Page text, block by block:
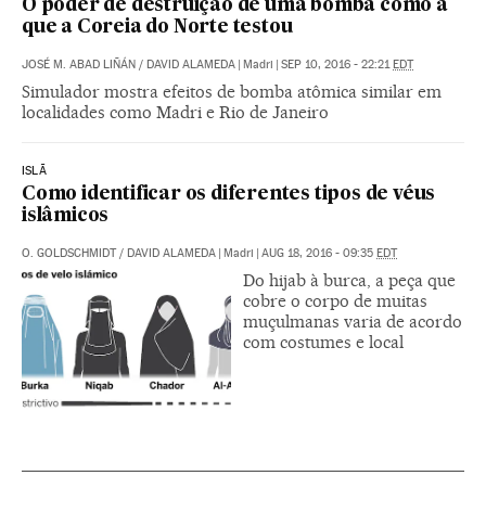
O poder de destruição de uma bomba como a
que a Coreia do Norte testou
JOSÉ M. ABAD LIÑÁN / DAVID ALAMEDA | Madri | SEP 10, 2016 - 22:21EDT
Simulador mostra efeitos de bomba atômica similar em
localidades como Madri e Rio de Janeiro
ISLÃ
Como identificar os diferentes tipos de véus
islâmicos
O. GOLDSCHMIDT/ DAVID ALAMEDA | Madri | AUG 18, 2016 - 09:35 EDT
Do hijab à burca, a peça que
cobre o corpo de muitas
muçulmanas varia de acordo
com costumes e local